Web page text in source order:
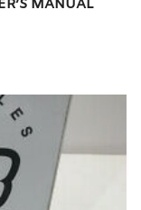
MANUAL